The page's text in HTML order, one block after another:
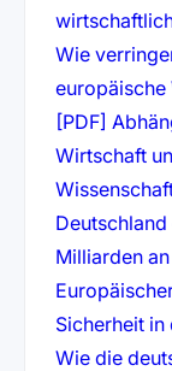
Wie
europäische
[PDF]
Wirtschaft
Milliarden
Sicherheit in
Wie die